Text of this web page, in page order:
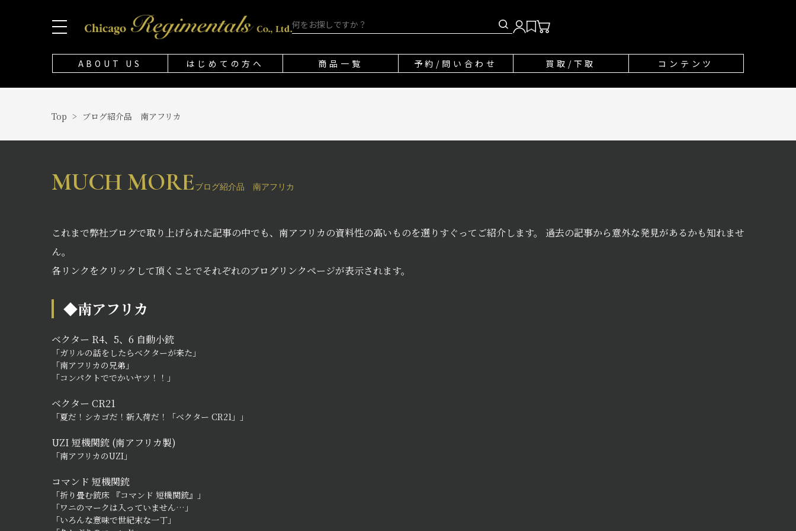
ABOUT US はじめての方へ 商品一覧 予約/問い合わせ 買取/下取 コンテンツ
Top > ブログ紹介品 南アフリカ
MUCH MOREブログ紹介品 南アフリカ
これまで弊社ブログで取り上げられた記事の中でも、南アフリカの資料性の高いものを選りすぐってご紹介します。 過去の記事から意外な発見があるかも知れませ
ん。
各リンクをクリックして頂くことでそれぞれのブログリンクページが表示されます。
◆南アフリカ
ベクター R4、5、6 自動小銃
「ガリルの話をしたらベクターが来た」
「南アフリカの兄弟」
「コンパクトででかいヤツ！！」
ベクター CR21
「夏だ！シカゴだ！新入荷だ！「ベクター CR21」」
UZI 短機関銃 (南アフリカ製)
「南アフリカのUZI」
コマンド 短機関銃
「折り畳む銃床 『コマンド 短機関銃』」
「ワニのマークは入っていません…」
「いろんな意味で世紀末な一丁」